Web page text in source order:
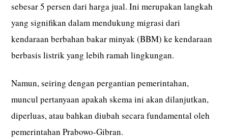
sebesar 5 persen dari harga jual. Ini merupakan langkah
yang signifikan dalam mendukung migrasi dari
kendaraan berbahan bakar minyak (BBM) ke kendaraan
berbasis listrik yang lebih ramah lingkungan.
Namun, seiring dengan pergantian pemerintahan,
muncul pertanyaan apakah skema ini akan dilanjutkan,
diperluas, atau bahkan diubah secara fundamental oleh
pemerintahan Prabowo-Gibran.